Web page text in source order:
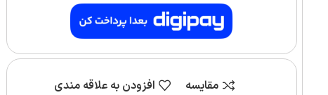
مقایسه
افزودن به علاقه مندی